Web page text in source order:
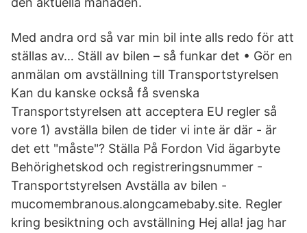
Med andra ord så var min bil inte alls redo för att
ställas av… Ställ av bilen – så funkar det • Gör en
anmälan om avställning till Transportstyrelsen
Kan du kanske också få svenska
Transportstyrelsen att acceptera EU regler så
vore 1) avställa bilen de tider vi inte är där - är
det ett "måste"? Ställa På Fordon Vid ägarbyte
Behörighetskod och registreringsnummer -
Transportstyrelsen Avställa av bilen -
mucomembranous.alongcamebaby.site. Regler
kring besiktning och avställning Hej alla! jag har